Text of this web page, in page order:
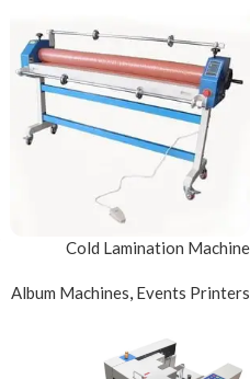
Cold Lamination Machine
Album Machines, Events Printers